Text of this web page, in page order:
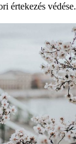
értekezés védése.